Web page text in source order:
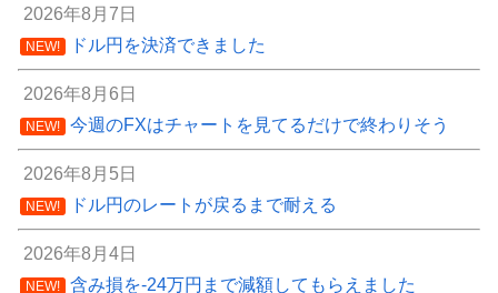
2026年8月7日
NEW! ドル円を決済できました
2026年8月6日
NEW! 今週のFXはチャートを見てるだけで終わりそう
2026年8月5日
NEW! ドル円のレートが戻るまで耐える
2026年8月4日
NEW! 含み損を-24万円まで減額してもらえました